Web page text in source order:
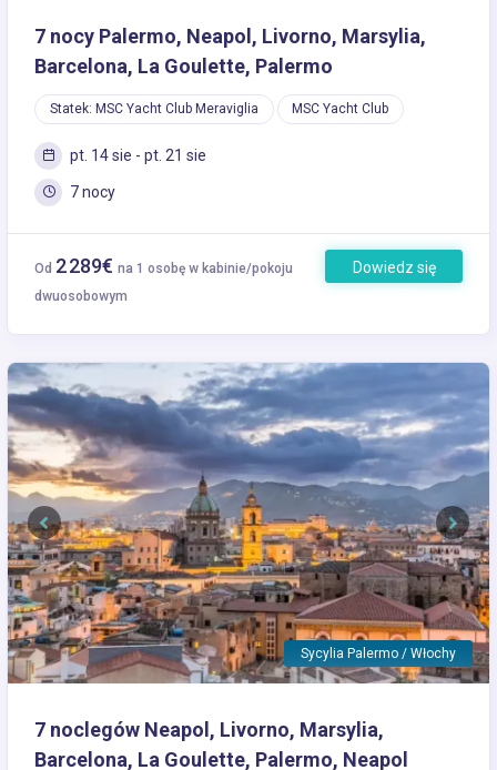
7 nocy Palermo, Neapol, Livorno, Marsylia,
Barcelona, La Goulette, Palermo
Statek: MSC Yacht Club Meraviglia MSC Yacht Club
pt. 14 sie - pt. 21 sie
7 nocy
Od 2 289€ na 1 osobę w kabinie/pokoju
dwuosobowym
Dowiedz się
więcej
Sycylia Palermo / Włochy
Previous Next
7 noclegów Neapol, Livorno, Marsylia,
Barcelona, La Goulette, Palermo, Neapol